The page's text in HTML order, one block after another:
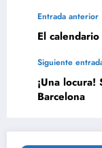
Entrada anterior
El
Siguiente
¡Una
Barcelona